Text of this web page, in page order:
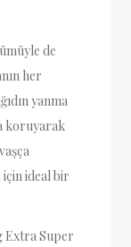
de
her
yanma
koruyarak
için ideal bir
Extra Super